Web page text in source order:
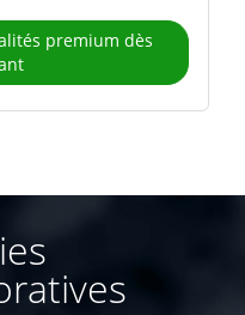
premium dès